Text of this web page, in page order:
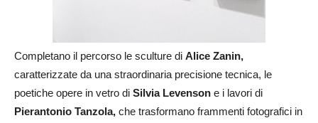
Completano il percorso le sculture di Alice Zanin,
caratterizzate da una straordinaria precisione tecnica, le
poetiche opere in vetro di Silvia Levenson e i lavori di
Pierantonio Tanzola, che trasformano frammenti fotografici in